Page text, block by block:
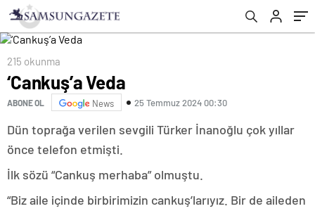
215 okunma
‘Cankuş’a Veda
ABONE OL News 25 Temmuz 2024 00:30
Dün toprağa verilen sevgili Türker İnanoğlu çok yıllar
önce telefon etmişti.
İlk sözü “Cankuş merhaba” olmuştu.
“Biz aile içinde birbirimizin cankuş’larıyız. Bir de aileden